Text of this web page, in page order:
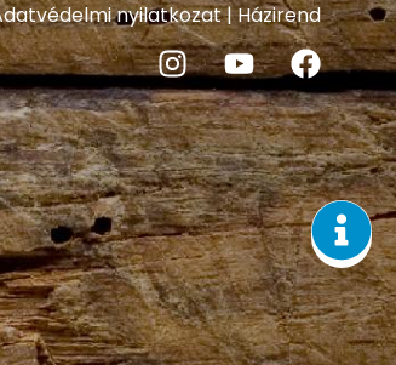
nyilatkozat|Házirend